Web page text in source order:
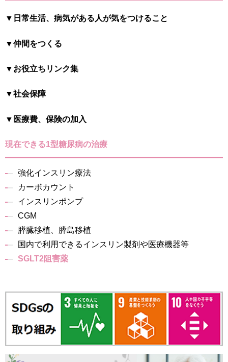
▼日常生活、病気がある人が気をつけること
▼仲間をつくる
▼お役立ちリンク集
▼社会保障
▼医療費、保険の加入
現在できる1型糖尿病の治療
強化インスリン療法
カーボカウント
インスリンポンプ
CGM
膵臓移植、膵島移植
国内で利用できるインスリン製剤や医療機器等
SGLT2阻害薬